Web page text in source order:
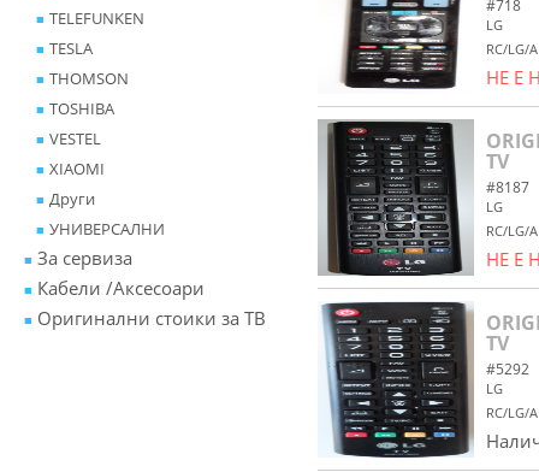
TELEFUNKEN
TESLA
THOMSON
TOSHIBA
VESTEL
XIAOMI
Други
УНИВЕРСАЛНИ
За сервиза
Кабели /Аксесоари
Оригинални стоики за ТВ
#718
LG
RC/LG/
НЕ Е
TV
#8187
LG
RC/LG/
НЕ Е
TV
#5292
LG
RC/LG/